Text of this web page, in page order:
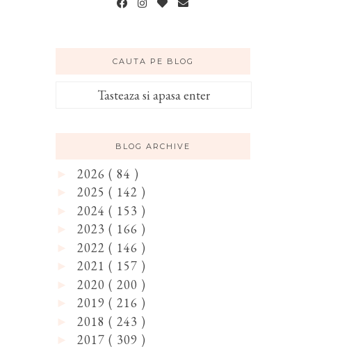
CAUTA PE BLOG
BLOG ARCHIVE
2026 ( 84 )
2025 ( 142 )
2024 ( 153 )
2023 ( 166 )
2022 ( 146 )
2021 ( 157 )
2020 ( 200 )
2019 ( 216 )
2018 ( 243 )
2017 ( 309 )